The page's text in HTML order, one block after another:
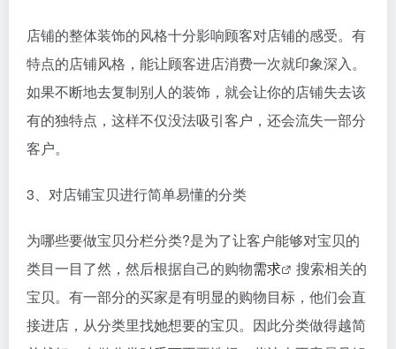
店铺的整体装饰的风格十分影响顾客对店铺的感受。有
特点的店铺风格，能让顾客进店消费一次就印象深入。
如果不断地去复制别人的装饰，就会让你的店铺失去该
有的独特点，这样不仅没法吸引客户，还会流失一部分
客户。
3、对店铺宝贝进行简单易懂的分类
为哪些要做宝贝分栏分类?是为了让客户能够对宝贝的
类目一目了然，然后根据自己的购物需求
搜索相关的
宝贝。有一部分的买家是有明显的购物目标，他们会直
接进店，从分类里找她想要的宝贝。因此分类做得越简